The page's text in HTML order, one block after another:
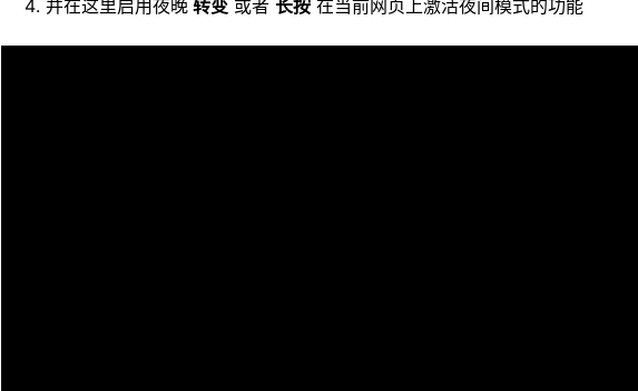
并在这里启用夜晚 转变 或者长按 在当前网页上激活夜间模式的功能